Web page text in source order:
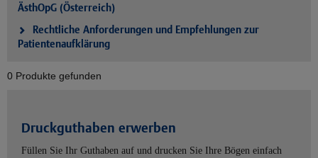
ÄsthOpG (Österreich)
Rechtliche Anforderungen und Empfehlungen zur
Patientenaufklärung
0 Produkte gefunden
Druckguthaben erwerben
Füllen Sie Ihr Guthaben auf und drucken Sie Ihre Bögen einfach